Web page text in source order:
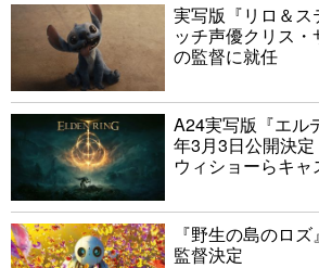
実写版『リロ＆ス
ッチ声優クリス
の監督に就任
A24実写版『エル
年3月3日公開決定
ウィショーらキャ
『野生の島のロ
監督決定